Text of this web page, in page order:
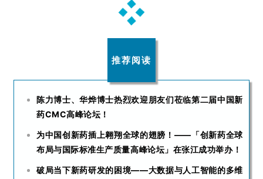
推荐阅读
陈力博士、华烨博士热烈欢迎朋友们莅临第二届中国新
药CMC高峰论坛！
为中国创新药插上翱翔全球的翅膀！——「创新药全球
布局与国际标准生产质量高峰论坛」在张江成功举办！
破局当下新药研发的困境——大数据与人工智能的多维